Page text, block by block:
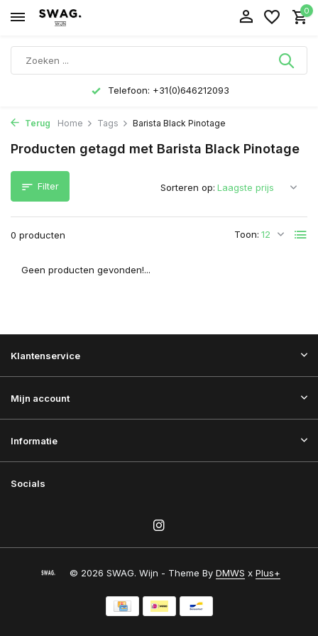
0
Telefoon: +31(0)646212093
Terug Home Tags Barista Black Pinotage
Producten getagd met Barista Black Pinotage
Filter
0 producten Toon:
Sorteren op:
Geen producten gevonden!...
Klantenservice
Mijn account
Informatie
Socials
© 2026 SWAG. Wijn - Theme By DMWS x Plus+